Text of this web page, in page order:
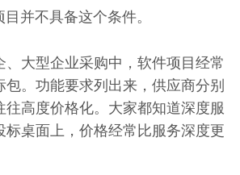
并不具备这个条件。
大型企业采购中，软件项目经常
。功能要求列出来，供应商分别
高度价格化。大家都知道深度服
桌面上，价格经常比服务深度更